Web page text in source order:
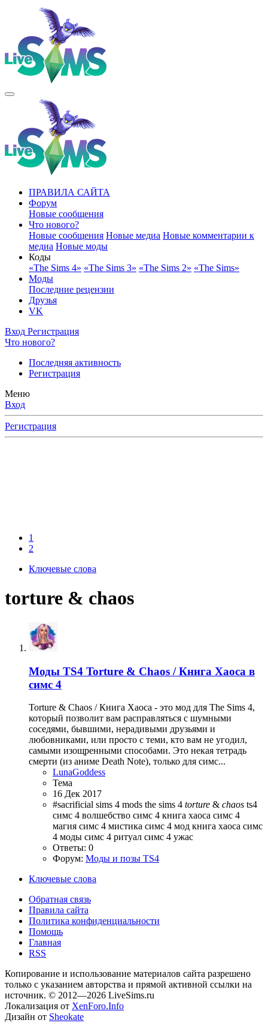
ПРАВИЛА САЙТА
Форум
Новые сообщения
Что нового?
Новые сообщения Новые медиа Новые комментарии к
медиа Новые моды
Коды
«The Sims 4» «The Sims 3» «The Sims 2» «The Sims»
Моды
Последние рецензии
Друзья
VK
Вход Регистрация
Что нового?
Последняя активность
Регистрация
Меню
Вход
Регистрация
1
2
Ключевые слова
torture & chaos
Моды TS4 Torture & Chaos / Книга Хаоса в
симс 4
Torture & Chaos / Книга Хаоса - это мод для The Sims 4,
который позволит вам расправляться с шумными
соседями, бывшими, нерадивыми друзьями и
любовниками, или просто с теми, кто вам не угодил,
самыми изощренными способами. Это некая тетрадь
смерти (из аниме Death Note), только для симс...
LunaGoddess
Тема
16 Дек 2017
#sacrificial sims 4 mods the sims 4 torture & chaos ts4
симс 4 волшебство симс 4 книга хаоса симс 4
магия симс 4 мистика симс 4 мод книга хаоса симс
4 моды симс 4 ритуал симс 4 ужас
Ответы: 0
Форум: Моды и позы TS4
Ключевые слова
Обратная связь
Правила сайта
Политика конфиденциальности
Помощь
Главная
RSS
Копирование и использование материалов сайта разрешено
только с указанием авторства и прямой активной ссылки на
источник. © 2012—2026 LiveSims.ru
Локализация от XenForo.Info
Дизайн от Sheokate